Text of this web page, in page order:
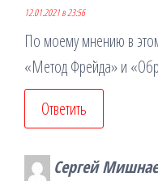
12.01.2021 в 23:56
По моему мнению в этом
«Метод Фрейда» и
Ответить
Сергей